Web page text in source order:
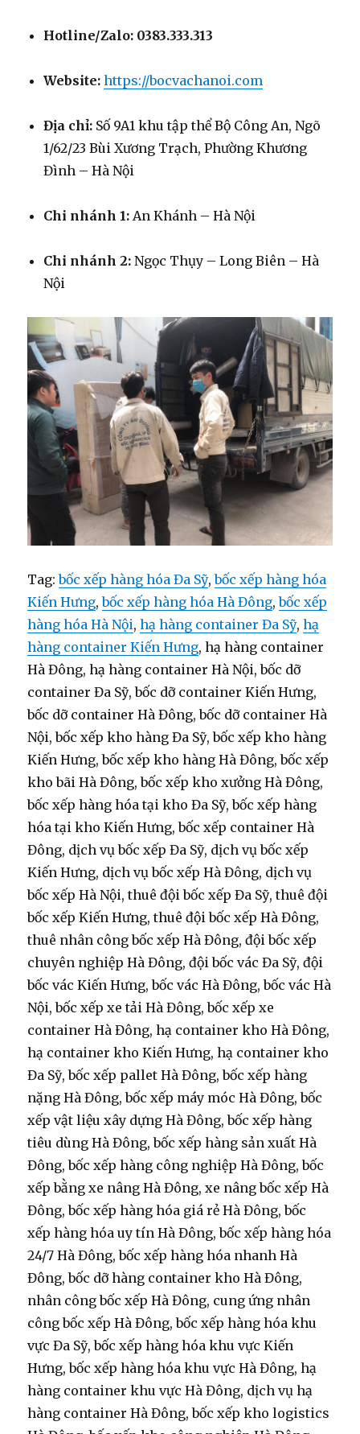
Hotline/Zalo: 0383.333.313
Website: https://bocvachanoi.com
Địa chỉ: Số 9A1 khu tập thể Bộ Công An, Ngõ
1/62/23 Bùi Xương Trạch, Phường Khương
Đình – Hà Nội
Chi nhánh 1: An Khánh – Hà Nội
Chi nhánh 2: Ngọc Thụy – Long Biên – Hà
Nội
Tag:bốc xếp hàng hóa Đa Sỹ,bốc xếp hàng hóa
Kiến Hưng,bốc xếp hàng hóa Hà Đông,bốc xếp
hàng hóa Hà Nội,hạ hàng container Đa Sỹ,hạ
hàng container Kiến Hưng, hạ hàng container
Hà Đông, hạ hàng container Hà Nội, bốc dỡ
container Đa Sỹ, bốc dỡ container Kiến Hưng,
bốc dỡ container Hà Đông, bốc dỡ container Hà
Nội, bốc xếp kho hàng Đa Sỹ, bốc xếp kho hàng
Kiến Hưng, bốc xếp kho hàng Hà Đông, bốc xếp
kho bãi Hà Đông, bốc xếp kho xưởng Hà Đông,
bốc xếp hàng hóa tại kho Đa Sỹ, bốc xếp hàng
hóa tại kho Kiến Hưng, bốc xếp container Hà
Đông, dịch vụ bốc xếp Đa Sỹ, dịch vụ bốc xếp
Kiến Hưng, dịch vụ bốc xếp Hà Đông, dịch vụ
bốc xếp Hà Nội, thuê đội bốc xếp Đa Sỹ, thuê đội
bốc xếp Kiến Hưng, thuê đội bốc xếp Hà Đông,
thuê nhân công bốc xếp Hà Đông, đội bốc xếp
chuyên nghiệp Hà Đông, đội bốc vác Đa Sỹ, đội
bốc vác Kiến Hưng, bốc vác Hà Đông, bốc vác Hà
Nội, bốc xếp xe tải Hà Đông, bốc xếp xe
container Hà Đông, hạ container kho Hà Đông,
hạ container kho Kiến Hưng, hạ container kho
Đa Sỹ, bốc xếp pallet Hà Đông, bốc xếp hàng
nặng Hà Đông, bốc xếp máy móc Hà Đông, bốc
xếp vật liệu xây dựng Hà Đông, bốc xếp hàng
tiêu dùng Hà Đông, bốc xếp hàng sản xuất Hà
Đông, bốc xếp hàng công nghiệp Hà Đông, bốc
xếp bằng xe nâng Hà Đông, xe nâng bốc xếp Hà
Đông, bốc xếp hàng hóa giá rẻ Hà Đông, bốc
xếp hàng hóa uy tín Hà Đông, bốc xếp hàng hóa
24/7 Hà Đông, bốc xếp hàng hóa nhanh Hà
Đông, bốc dỡ hàng container kho Hà Đông,
nhân công bốc xếp Hà Đông, cung ứng nhân
công bốc xếp Hà Đông, bốc xếp hàng hóa khu
vực Đa Sỹ, bốc xếp hàng hóa khu vực Kiến
Hưng, bốc xếp hàng hóa khu vực Hà Đông, hạ
hàng container khu vực Hà Đông, dịch vụ hạ
hàng container Hà Đông, bốc xếp kho logistics